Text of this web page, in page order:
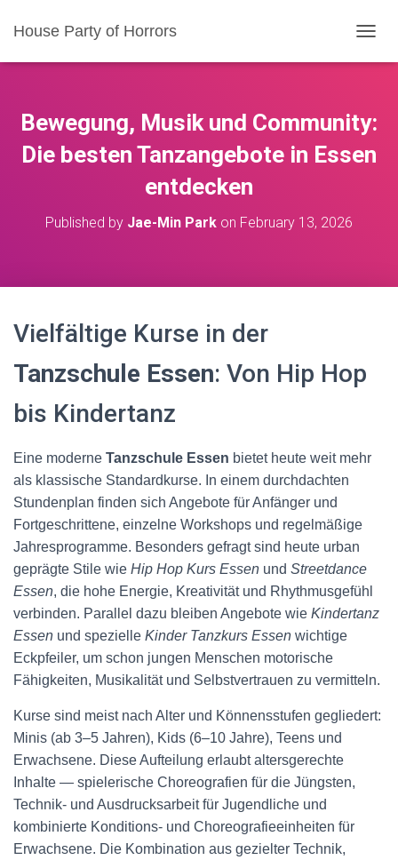
House Party of Horrors
O
E
A
Bewegung, Musik und Community:
Die besten Tanzangebote in Essen
entdecken
Published by Jae-Min Park on February 13, 2026
Vielfältige Kurse in der
Tanzschule Essen: Von Hip Hop
bis Kindertanz
Eine moderne Tanzschule Essen bietet heute weit mehr
als klassische Standardkurse. In einem durchdachten
Stundenplan finden sich Angebote für Anfänger und
Fortgeschrittene, einzelne Workshops und regelmäßige
Jahresprogramme. Besonders gefragt sind heute urban
geprägte Stile wie Hip Hop Kurs Essen und Streetdance
Essen, die hohe Energie, Kreativität und Rhythmusgefühl
verbinden. Parallel dazu bleiben Angebote wie Kindertanz
Essen und spezielle Kinder Tanzkurs Essen wichtige
Eckpfeiler, um schon jungen Menschen motorische
Fähigkeiten, Musikalität und Selbstvertrauen zu vermitteln.
Kurse sind meist nach Alter und Könnensstufen gegliedert:
Minis (ab 3–5 Jahren), Kids (6–10 Jahre), Teens und
Erwachsene. Diese Aufteilung erlaubt altersgerechte
Inhalte — spielerische Choreografien für die Jüngsten,
Technik- und Ausdrucksarbeit für Jugendliche und
kombinierte Konditions- und Choreografieeinheiten für
Erwachsene. Die Kombination aus gezielter Technik,